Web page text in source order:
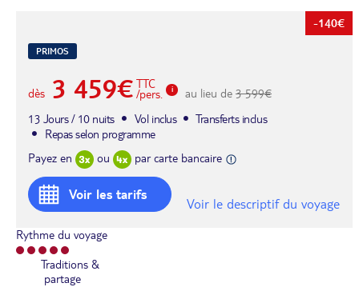
-140€
PRIMOS
dès 3 459€ TTC
/pers. au lieu de 3 599€
13 Jours / 10 nuits
Vol inclus
Transferts inclus
Repas selon programme
Payez en
ou par carte bancaire
Voir les tarifs
Voir le descriptif du voyage
Rythme du voyage
Traditions &
partage